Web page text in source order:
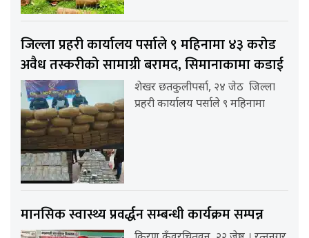
जिल्ला प्रहरी कार्यालय पर्साले ९ महिनामा ४३ करोड
अवैध तस्करीको सामाग्री बरामद, सिमानाकामा कडाई
शेखर छतकुलीपर्सा, २४ जेठ जिल्ला
प्रहरी कार्यालय पर्साले ९ महिनामा
मानसिक स्वास्थ्य प्रवर्द्धन सम्बन्धी कार्यक्रम सम्पन्न